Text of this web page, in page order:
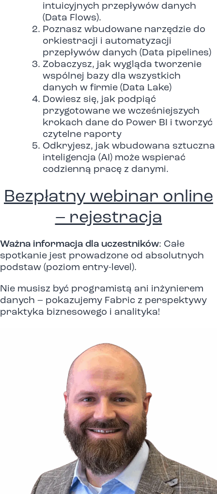
intuicyjnych przepływów danych
(Data Flows).
Poznasz wbudowane narzędzie do
orkiestracji i automatyzacji
przepływów danych (Data pipelines)
Zobaczysz, jak wygląda tworzenie
wspólnej bazy dla wszystkich
danych w firmie (Data Lake)
Dowiesz się, jak podpiąć
przygotowane we wcześniejszych
krokach dane do Power BI i tworzyć
czytelne raporty
Odkryjesz, jak wbudowana sztuczna
inteligencja (AI) może wspierać
codzienną pracę z danymi.
Bezpłatny webinar online
– rejestracja
Ważna informacja dla uczestników: Całe
spotkanie jest prowadzone od absolutnych
podstaw (poziom entry-level).
Nie musisz być programistą ani inżynierem
danych – pokazujemy Fabric z perspektywy
praktyka biznesowego i analityka!